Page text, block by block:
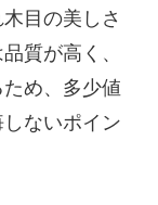
目の美しさ
質が高く、
め、多少値
ないポイン